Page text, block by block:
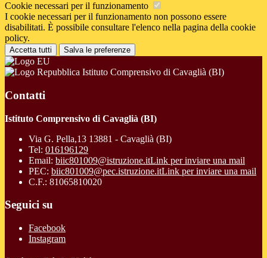
Cookie necessari per il funzionamento
I cookie necessari per il funzionamento non possono essere
disabilitati. È possibile consultare l'elenco nella pagina della cookie
policy.
Accetta tutti Salva le preferenze
Istituto Comprensivo di Cavaglià (BI)
Contatti
Istituto Comprensivo di Cavaglià (BI)
Via G. Pella,13 13881 - Cavaglià (BI)
Tel: 016196129
Email: biic801009@istruzione.itLink per inviare una mail
PEC: biic801009@pec.istruzione.itLink per inviare una mail
C.F.: 81065810020
Seguici su
Facebook
Instagram